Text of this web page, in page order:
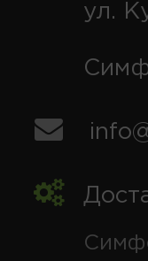
ул.